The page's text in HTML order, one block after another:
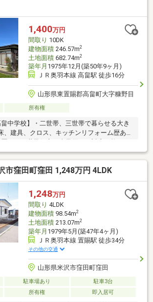
1,400万円
間取り 10DK
建物面積246.57m2
土地面積682.74m2
築年月 1975年12月(築50年9ヶ月)
ＪＲ奥羽本線 高畠駅 徒歩16分
山形県東置賜郡高畠町大字糠野目
所有権
畠中学校】・二世帯、三世帯で暮らせる大き
、建具、クロス、キッチンリフォーム歴あ
室やリフォーム済みの設備が快適な暮らし
・風通しの良い角地に佇む、落ち着いた環
らしを実現しませんか？
市窪田町窪田 1,248万円 4LDK
1,248万円
間取り 4LDK
建物面積98.54m2
土地面積213.07m2
築年月 1979年5月(築47年4ヶ月)
ＪＲ奥羽本線 置賜駅 徒歩34分
その他の交通
山形県米沢市窪田町窪田
駐車場あり
駐車3台
所有権 即入居可